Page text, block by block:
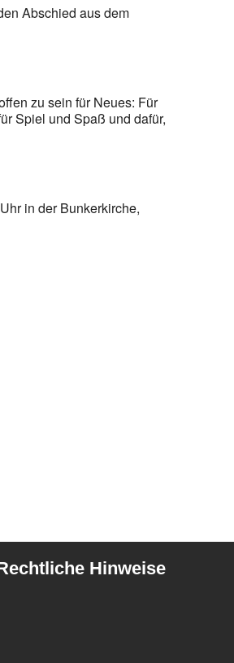
Abschied aus dem
zu sein für Neues: Für
Spiel und Spaß und dafür,
in der Bunkerkirche,
Hinweise